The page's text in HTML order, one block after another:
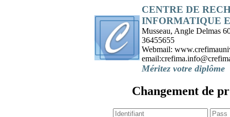
CENTRE DE
INFORMATIQUE
Musseau, Angle Delmas
36455655
Webmail:
Méritez votre diplôme
Changement de